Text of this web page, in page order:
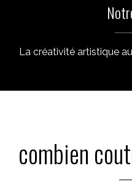
La créativité artistique
combien